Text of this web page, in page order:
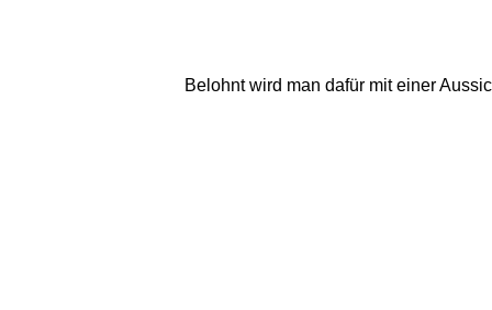
Belohnt wird man dafür mit einer